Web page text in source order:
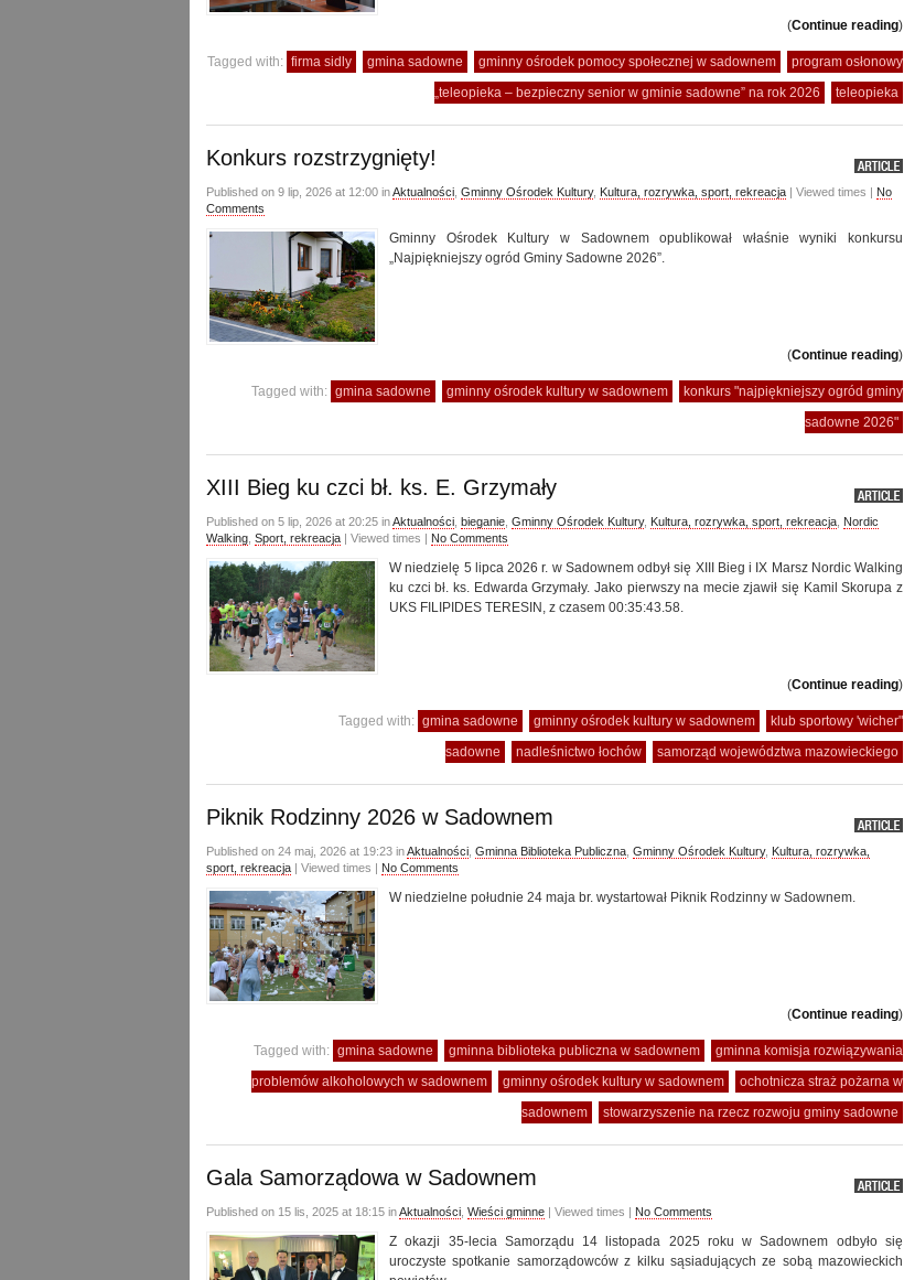
(Continue reading)
Tagged with: firma sidly gmina sadowne gminny ośrodek pomocy społecznej w sadownem
program osłonowy
„teleopieka – bezpieczny senior w gminie sadowne” na rok 2026
teleopieka
Konkurs rozstrzygnięty!
Published on 9 lip, 2026 at 12:00 inAktualności Gminny Ośrodek Kultury, Kultura, rozrywka, sport, rekreacja | Viewed times | No
Comments
Gminny Ośrodek Kultury w Sadownem opublikował właśnie wyniki konkursu
„Najpiękniejszy ogród Gminy Sadowne 2026”.
(Continue reading)
Tagged with: gmina sadowne gminny ośrodek kultury w sadownem
konkurs "najpiękniejszy ogród gminy
sadowne 2026"
XIII Bieg ku czci bł. ks. E. Grzymały
Published on 5 lip, 2026 at 20:25 inAktualności bieganie Gminny Ośrodek Kultury, Kultura, rozrywka, sport, rekreacja Nordic
Walking Sport, rekreacja | Viewed times | No Comments
W niedzielę 5 lipca 2026 r. w Sadownem odbył się XIII Bieg i IX Marsz Nordic Walking
ku czci bł. ks. Edwarda Grzymały. Jako pierwszy na mecie zjawił się Kamil Skorupa z
UKS FILIPIDES TERESIN, z czasem 00:35:43.58.
(Continue reading)
Tagged with: gmina sadowne gminny ośrodek kultury w sadownem
klub sportowy 'wicher"
sadowne
nadleśnictwo łochów samorząd województwa mazowieckiego
Piknik Rodzinny 2026 w Sadownem
Published on 24 maj, 2026 at 19:23 inAktualności Gminna Biblioteka Publiczna Gminny Ośrodek Kultury, Kultura, rozrywka,
sport, rekreacja | Viewed times | No Comments
W niedzielne południe 24 maja br. wystartował Piknik Rodzinny w Sadownem.
(Continue reading)
Tagged with: gmina sadowne gminna biblioteka publiczna w sadownem
gminna komisja rozwiązywania
problemów alkoholowych w sadownem
gminny ośrodek kultury w sadownem
ochotnicza straż pożarna w
sadownem
stowarzyszenie na rzecz rozwoju gminy sadowne
Gala Samorządowa w Sadownem
Published on 15 lis, 2025 at 18:15 inAktualności Wieści gminne | Viewed times | No Comments
Z okazji 35-lecia Samorządu 14 listopada 2025 roku w Sadownem odbyło się
uroczyste spotkanie samorządowców z kilku sąsiadujących ze sobą mazowieckich